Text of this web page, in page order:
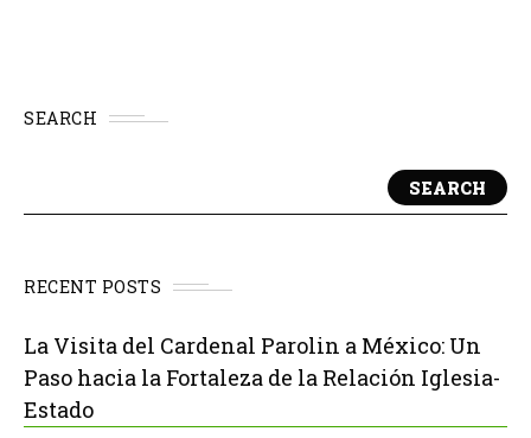
SEARCH
SEARCH
RECENT POSTS
La Visita del Cardenal Parolin a México: Un
Paso hacia la Fortaleza de la Relación Iglesia-
Estado